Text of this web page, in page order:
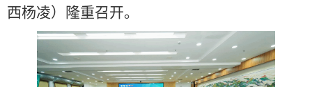
西杨凌）隆重召开。